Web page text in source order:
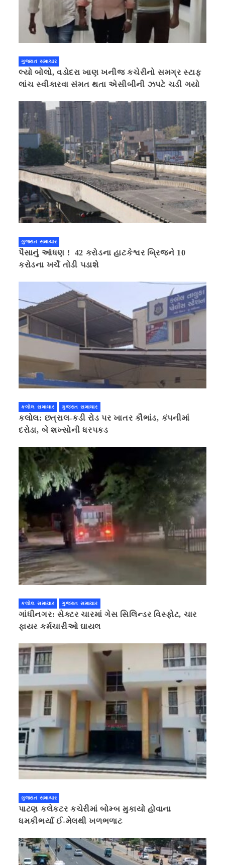
ગુજરાત સમાચાર
લ્યો બોલો, વડોદરા ખાણ ખનીજ કચેરીનો સમગ્ર સ્ટાફ
લાંચ સ્વીકારવા સંમત થતા એસીબીની ઝપટે ચડી ગયો
ગુજરાત સમાચાર
પૈસાનું આંધણ ! 42 કરોડના હાટકેશ્વર બ્રિજને 10
કરોડના ખર્ચે તોડી પડાશે
કલોલ સમાચાર ગુજરાત સમાચાર
કલોલ: છત્રાલ-કડી રોડ પર ખાતર કૌભાંડ, કંપનીમાં
દરોડા, બે શખ્સોની ધરપકડ
કલોલ સમાચાર ગુજરાત સમાચાર
ગાંધીનગર: સેક્ટર ચારમાં ગેસ સિલિન્ડર વિસ્ફોટ, ચાર
ફાયર કર્મચારીઓ ઘાયલ
ગુજરાત સમાચાર
પાટણ કલેકટર કચેરીમાં બોમ્બ મુકાયો હોવાના
ધમકીભર્યા ઈ-મેલથી ખળભળાટ